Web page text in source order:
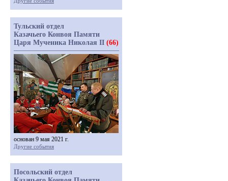
Тульский отдел
Казачьего Конвоя Памяти
Царя Мученика Николая II (66)
основан 9 мая 2021 г.
Другие события
Посольский отдел